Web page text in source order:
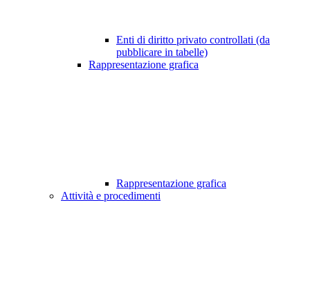
Enti di diritto privato controllati (da
pubblicare in tabelle)
Rappresentazione grafica
Rappresentazione grafica
Attività e procedimenti